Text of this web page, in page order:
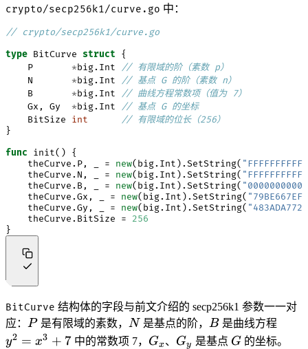
crypto/secp256k1/curve.go 中：
// crypto/secp256k1/curve.go
type BitCurve struct {
P
*big. Int
// 有限域的阶（素数 p）
N
*big. Int
// 基点 G 的阶（素数 n）
B
*big. Int
// 曲线方程常数项（值为 7）
Gx , Gy *big. Int
// 基点 G 的坐标
BitSize
int
// 有限域的位长（256）
}
func
init()
{
theCurve . P, = new( big. Int ).SetString(
theCurve . N , = new( big. Int ).SetString(
theCurve . B, = new( big. Int ).SetString(
theCurve .Gx , = new( big. Int ).SetString(
theCurve .Gy , = new( big. Int ).SetString(
theCurve . BitSize =
256
}
BitCurve 结构体的字段与前文介绍的 secp256k1 参数一一对
应：
P
P是有限域的素数， N
N 是基点的阶， B
B是曲线方程
=
y2 = x3 + 7 中的常数项 7， G_x
Gx、 G_y
Gy 是基点 G
G 的坐标。